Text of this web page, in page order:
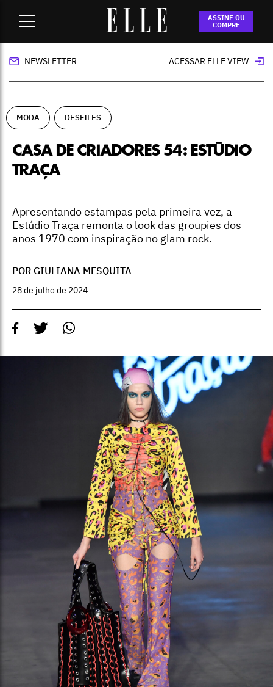
ASSINE OU
COMPRE
Casa de Criadores 54: Estúdio Traça
NEWSLETTER ACESSAR ELLE VIEW
MODA DESFILES
CASA DE CRIADORES 54: ESTÚDIO
TRAÇA
Apresentando estampas pela primeira vez, a
Estúdio Traça remonta o look das groupies dos
anos 1970 com inspiração no glam rock.
POR GIULIANA MESQUITA
28 de julho de 2024